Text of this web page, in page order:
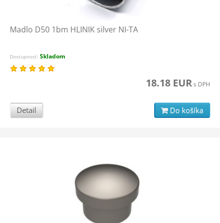
Madlo D50 1bm HLINIK silver NI-TA
Dostupnosť: Skladom
18.18 EURs DPH
Detail Do košíka